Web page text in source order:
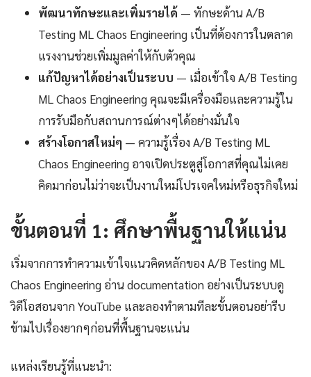
พัฒนาทักษะและเพิ่มรายได้ — ทักษะด้าน A/B
Testing ML Chaos Engineering เป็นที่ต้องการในตลาด
แรงงานช่วยเพิ่มมูลค่าให้กับตัวคุณ
แก้ปัญหาได้อย่างเป็นระบบ — เมื่อเข้าใจ A/B Testing
ML Chaos Engineering คุณจะมีเครื่องมือและความรู้ใน
การรับมือกับสถานการณ์ต่างๆได้อย่างมั่นใจ
สร้างโอกาสใหม่ๆ — ความรู้เรื่อง A/B Testing ML
Chaos Engineering อาจเปิดประตูสู่โอกาสที่คุณไม่เคย
คิดมาก่อนไม่ว่าจะเป็นงานใหม่โปรเจคใหม่หรือธุรกิจใหม่
ขั้นตอนที่ 1: ศึกษาพื้นฐานให้แน่น
เริ่มจากการทำความเข้าใจแนวคิดหลักของ A/B Testing ML
Chaos Engineering อ่าน documentation อย่างเป็นระบบดู
วิดีโอสอนจาก YouTube และลองทำตามทีละขั้นตอนอย่ารีบ
ข้ามไปเรื่องยากๆก่อนที่พื้นฐานจะแน่น
แหล่งเรียนรู้ที่แนะนำ: